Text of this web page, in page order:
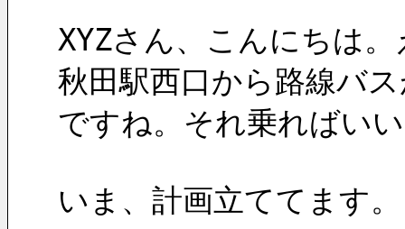
XYZさん、こんにちは
秋田駅西口から路線バ
ですね。それ乗ればい
いま、計画立ててます。